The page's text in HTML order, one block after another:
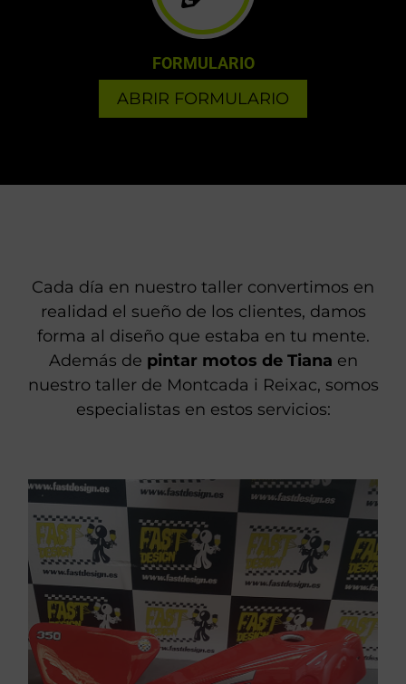
FORMULARIO
ABRIR FORMULARIO
Cada día en nuestro taller convertimos en
realidad el sueño de los clientes, damos
forma al diseño que estaba en tu mente.
Además de pintar motos de Tiana en
nuestro taller de Montcada i Reixac, somos
especialistas en estos servicios:
VER PINTURA DE CARENADOS